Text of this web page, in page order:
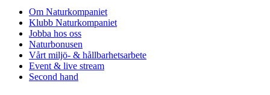
Om Naturkompaniet
Klubb Naturkompaniet
Jobba hos oss
Naturbonusen
Vårt miljö- & hållbarhetsarbete
Event & live stream
Second hand